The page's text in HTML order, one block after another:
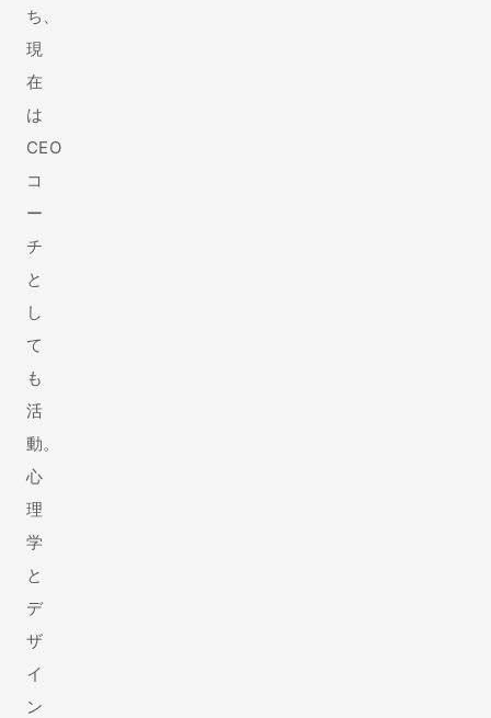
ち、
現
在
は
CEO
コ
ー
チ
と
し
て
も
活
動。
心
理
学
と
デ
ザ
イ
ン